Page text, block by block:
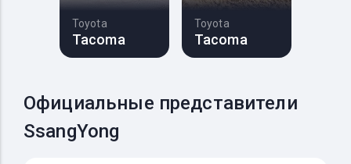
Toyota
Tacoma
Toyota
Tacoma
Официальные представители
SsangYong